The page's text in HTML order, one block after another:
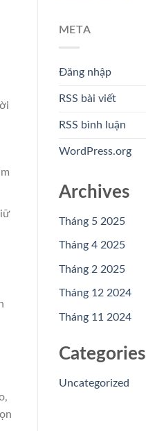
META
Đăng nhập
RSS bài viết
RSS bình luận
WordPress.org
Archives
Tháng 5 2025
Tháng 4 2025
Tháng 2 2025
Tháng 12 2024
Tháng 11 2024
Categories
Uncategorized